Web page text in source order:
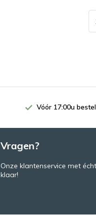
Vóór 17:00u
Vragen?
Onze klantenservice met
klaar!